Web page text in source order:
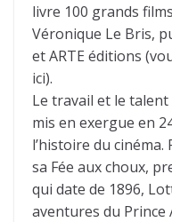
livre 100 grands
Véronique Le Bris,
et ARTE éditions
ici).
Le travail et le talent
mis en exergue en
l’histoire du cinéma.
sa Fée aux choux,
qui date de 1896,
aventures du